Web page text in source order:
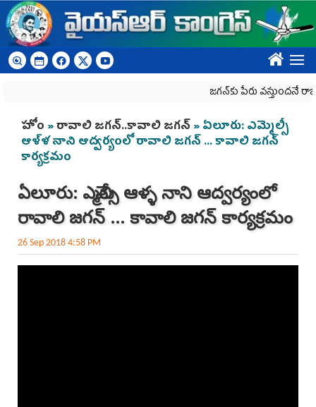
Skip to main content
????
జగన్‌కు పేరు వస్తుందనే
You are here
హోం »రావాలి జగన్‌..కావాలి జగన్‌» ఏలూరు: ఎమ్మెల్సీ
ఆళ్ళ నాని ఆద్వర్యంలో రావాలి జగన్ ... కావాలి జగన్
కార్యక్రమం
ఏలూరు: ఎమ్మెల్సీ ఆళ్ళ నాని ఆద్వర్యంలో
రావాలి జగన్ ... కావాలి జగన్ కార్యక్రమం
26 Sep 2018 4:58 PM